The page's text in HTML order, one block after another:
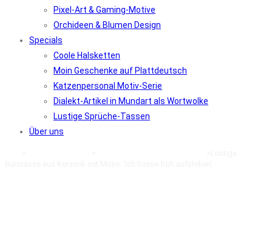
Pixel-Art & Gaming-Motive
Orchideen & Blumen Design
Specials
Coole Halsketten
Moin Geschenke auf Plattdeutsch
Katzenpersonal Motiv-Serie
Dialekt-Artikel in Mundart als Wortwolke
Lustige Sprüche-Tassen
Über uns